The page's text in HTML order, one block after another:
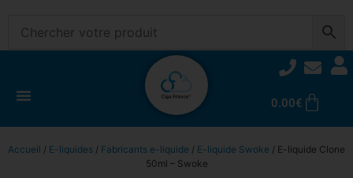
0.00€
Accueil / E-liquides / Fabricants e-liquide / E-liquide Swoke / E-liquide Clone
50ml – Swoke